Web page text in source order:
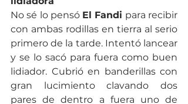
No sé lo pensó El Fandi para recibir
con ambas rodillas en tierra al serio
primero de la tarde. Intentó lancear
y se lo sacó para fuera como buen
lidiador. Cubrió en banderillas con
gran lucimiento clavando dos
pares de dentro a fuera uno de